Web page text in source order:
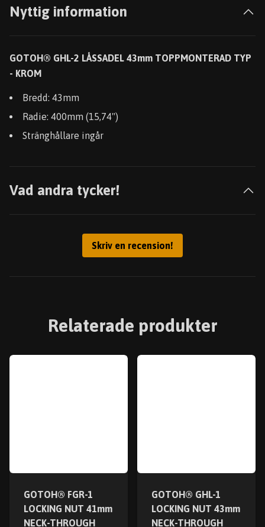
Nyttig information
GOTOH® GHL-2 LÅSSADEL 43mm TOPPMONTERAD TYP
- KROM
Bredd: 43mm
Radie: 400mm (15,74")
Stränghållare ingår
Vad andra tycker!
Skriv en recension!
Relaterade produkter
GOTOH® FGR-1
LOCKING NUT 41mm
NECK-THROUGH
GOTOH® GHL-1
LOCKING NUT 43mm
NECK-THROUGH